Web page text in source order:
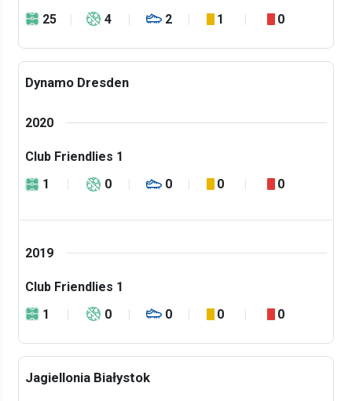
25
4 2 1 0
Dynamo Dresden
2020
Club Friendlies 1
1
0 0 0 0
2019
Club Friendlies 1
1
0 0 0 0
Jagiellonia Białystok